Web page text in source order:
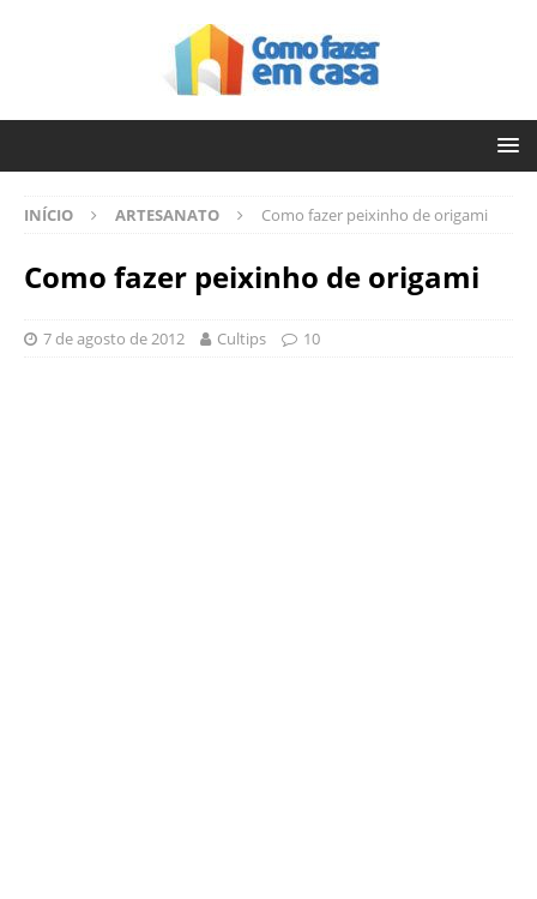
INÍCIO ARTESANATO Como fazer peixinho de origami
Como fazer peixinho de origami
7 de agosto de 2012 Cultips 10